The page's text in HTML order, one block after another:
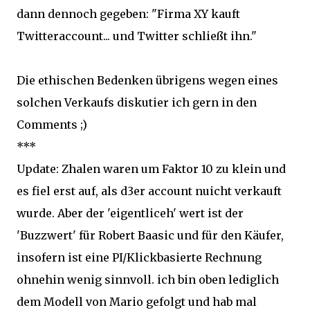
dann dennoch gegeben: "Firma XY kauft
Twitteraccount... und Twitter schließt ihn."
Die ethischen Bedenken übrigens wegen eines
solchen Verkaufs diskutier ich gern in den
Comments ;)
***
Update: Zhalen waren um Faktor 10 zu klein und
es fiel erst auf, als d3er account nuicht verkauft
wurde. Aber der 'eigentliceh' wert ist der
'Buzzwert' für Robert Baasic und für den Käufer,
insofern ist eine PI/Klickbasierte Rechnung
ohnehin wenig sinnvoll. ich bin oben lediglich
dem Modell von Mario gefolgt und hab mal